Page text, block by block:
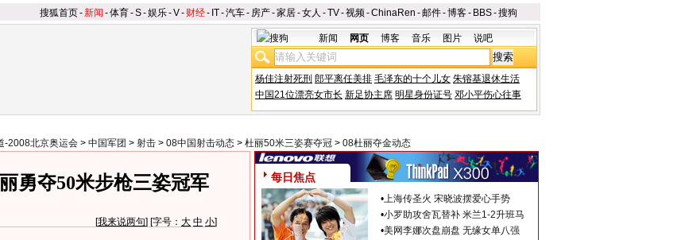
搜狐首页-新闻 -体育-S-娱乐-V- 财经- IT-汽车- 房产-家居-女人 -TV-视频-ChinaRen -邮件-博客- BBS-搜狗
新闻 网页 博客 音乐 图片 说吧
杨佳注射死刑 郎平离任美排 毛泽东的十个儿女 朱镕基退休生活
中国21位漂亮女市长 新足协主席 明星身份证号 邓小平伤心往事
-2008北京奥运会 > 中国军团 > 射击 > 08中国射击动态 > 杜丽50米三姿赛夺冠 > 08杜丽夺金动态
勇夺50米步枪三姿冠军
[我来说两句] [字号： 大 中 小]
每日焦点
•上海传圣火 宋晓波摆爱心手势
•小罗助攻舍瓦替补 米兰1-2升班马
•美网李娜次盘崩盘 无缘女单八强